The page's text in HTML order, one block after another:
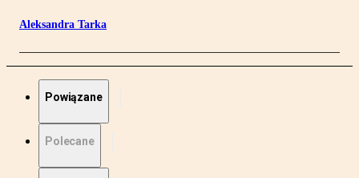
Aleksandra Tarka
Powiązane
Polecane